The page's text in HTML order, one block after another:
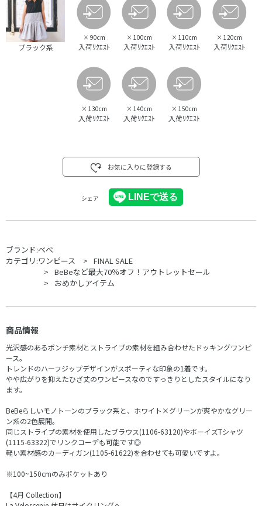
ブラック系
× 90cm
入荷ﾘｸｴｽﾄ
× 100cm
入荷ﾘｸｴｽﾄ
× 110cm
入荷ﾘｸｴｽﾄ
× 120cm
入荷ﾘｸｴｽﾄ
× 130cm
入荷ﾘｸｴｽﾄ
× 140cm
入荷ﾘｸｴｽﾄ
× 150cm
入荷ﾘｸｴｽﾄ
お気に入りに登録する
シェア
ブランド:べべ
カテゴリ:ワンピース
FINAL SALE
BeBeなど最大70％オフ！アウトレットセール
おめかしアイテム
商品情報
光沢感のあるポンチ素材とストライプの素材を組み合わせたドッキングワンピ
ース。
トレンドのハーフジップデザインがスポーティな印象の1着です。
やや広がりを抑えたひざ丈のワンピースなのですっきりとしたスタイルになり
ます。
BeBeらしいモノトーンのブラック系と、ホワイト×グリーンが爽やかなグリー
ン系の2色展開。
同じストライプの素材を使用したブラウス(1106-63120)やボーイズTシャツ
(1115-63322)でリンクコーデも可能です◎
軽い素材感のカーディガン(1105-61622)を合わせても可愛いですよ。
※100~150cmのみポケットあり
【4月 Collection】